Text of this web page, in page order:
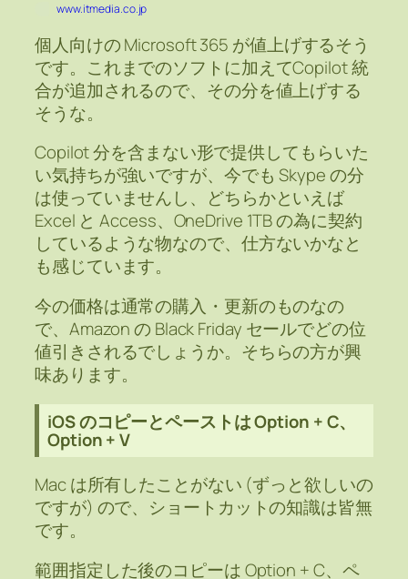
www.itmedia.co.jp
個人向けの Microsoft 365 が値上げするそう
です。これまでのソフトに加えてCopilot 統
合が追加されるので、その分を値上げする
そうな。
Copilot 分を含まない形で提供してもらいた
い気持ちが強いですが、今でも Skype の分
は使っていませんし、どちらかといえば
Excel と Access、OneDrive 1TB の為に契約
しているような物なので、仕方ないかなと
も感じています。
今の価格は通常の購入・更新のものなの
で、Amazon の Black Friday セールでどの位
値引きされるでしょうか。そちらの方が興
味あります。
iOS のコピーとペーストは Option + C、
Option + V
Mac は所有したことがない (ずっと欲しいの
ですが) ので、ショートカットの知識は皆無
です。
範囲指定した後のコピーは Option + C、ペ